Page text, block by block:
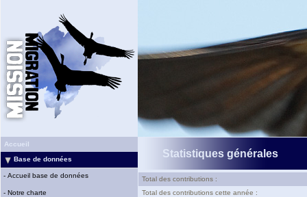
Accueil
Base de données
- Accueil base de données
- Notre charte
Statistiques générales
Total des contributions :
Total des contributions cette année :